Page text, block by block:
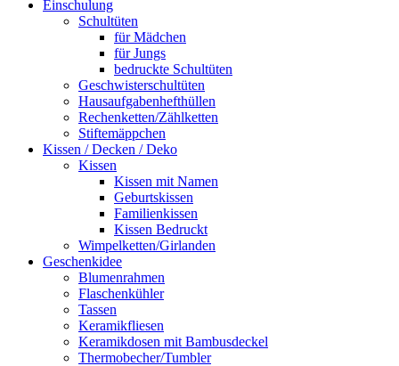
Einschulung
Schultüten
für Mädchen
für Jungs
bedruckte Schultüten
Geschwisterschultüten
Hausaufgabenhefthüllen
Rechenketten/Zählketten
Stiftemäppchen
Kissen / Decken / Deko
Kissen
Kissen mit Namen
Geburtskissen
Familienkissen
Kissen Bedruckt
Wimpelketten/Girlanden
Geschenkidee
Blumenrahmen
Flaschenkühler
Tassen
Keramikfliesen
Keramikdosen mit Bambusdeckel
Thermobecher/Tumbler